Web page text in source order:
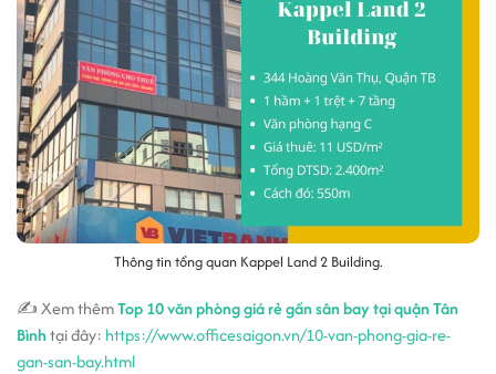
Thông tin tổng quan Kappel Land 2 Building.
✍ Xem thêmTop 10 văn phòng giá rẻ gần sân bay tại quận Tân
Bìnhtại đây: https://www.officesaigon.vn/10-van-phong-gia-re-
gan-san-bay.html